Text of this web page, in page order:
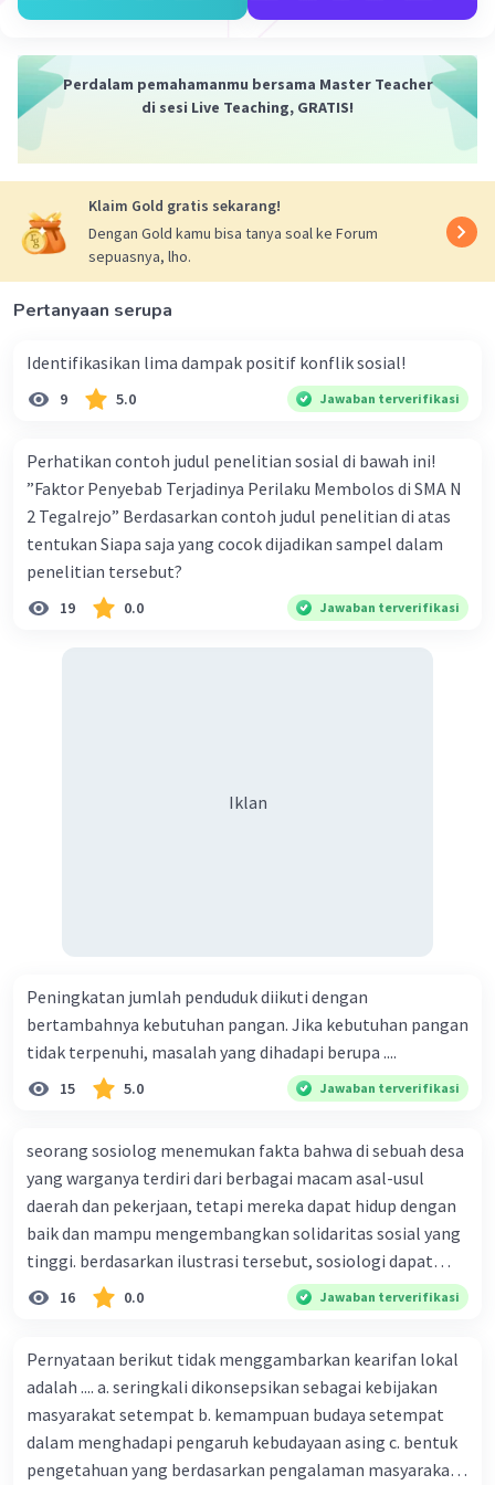
Iklan
perbedaan budaya, ketidakadilan sosial, dan
negara.
Perdalam pemahamanmu bersama Master Teacher
di sesi Live Teaching, GRATIS!
Klaim Gold gratis sekarang!
Dengan Gold kamu bisa tanya soal ke Forum
sepuasnya, lho.
Pertanyaan serupa
Identifikasikan lima dampak positif konflik sosial!
9 5.0 Jawaban terverifikasi
Perhatikan contoh judul penelitian sosial di bawah ini!
”Faktor Penyebab Terjadinya Perilaku Membolos di SMA N
2 Tegalrejo” Berdasarkan contoh judul penelitian di atas
tentukan Siapa saja yang cocok dijadikan sampel dalam
penelitian tersebut?
19 0.0 Jawaban terverifikasi
Iklan
Peningkatan jumlah penduduk diikuti dengan
bertambahnya kebutuhan pangan. Jika kebutuhan pangan
tidak terpenuhi, masalah yang dihadapi berupa ....
15 5.0 Jawaban terverifikasi
seorang sosiolog menemukan fakta bahwa di sebuah desa
yang warganya terdiri dari berbagai macam asal-usul
daerah dan pekerjaan, tetapi mereka dapat hidup dengan
baik dan mampu mengembangkan solidaritas sosial yang
tinggi. berdasarkan ilustrasi tersebut, sosiologi dapat
berfungsi sebagai ilmu yang ....
16 0.0 Jawaban terverifikasi
Pernyataan berikut tidak menggambarkan kearifan lokal
adalah .... a. seringkali dikonsepsikan sebagai kebijakan
masyarakat setempat b. kemampuan budaya setempat
dalam menghadapi pengaruh kebudayaan asing c. bentuk
pengetahuan yang berdasarkan pengalaman masyarakat